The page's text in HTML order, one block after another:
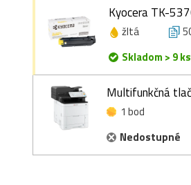
Kyocera TK-
žltá
Skladom > 9 ks
Multifunkčná
1 bod
Nedostupné